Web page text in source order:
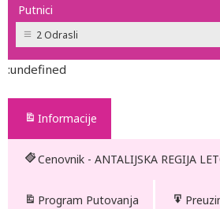
Putnici
2 Odrasli
:undefined
Informacije
Cenovnik - ANTALIJSKA REGIJA
Program Putovanja